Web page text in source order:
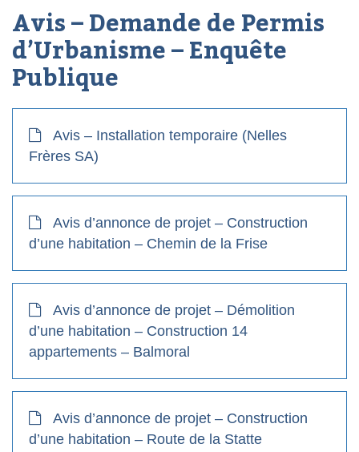
Avis – Demande de Permis
d’Urbanisme – Enquête
Publique
Avis – Installation temporaire (Nelles
Frères SA)
Avis d’annonce de projet – Construction
d’une habitation – Chemin de la Frise
Avis d’annonce de projet – Démolition
d’une habitation – Construction 14
appartements – Balmoral
Avis d’annonce de projet – Construction
d’une habitation – Route de la Statte